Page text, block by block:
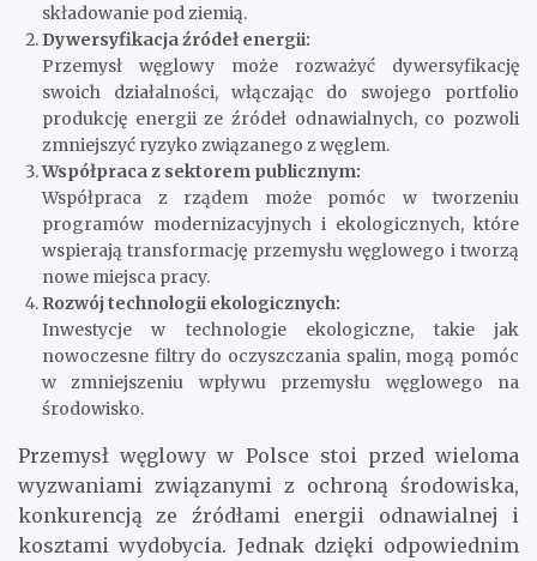
składowanie pod ziemią.
Dywersyfikacja źródeł energii:
Przemysł węglowy może rozważyć dywersyfikację
swoich działalności, włączając do swojego portfolio
produkcję energii ze źródeł odnawialnych, co pozwoli
zmniejszyć ryzyko związanego z węglem.
Współpraca z sektorem publicznym:
Współpraca z rządem może pomóc w tworzeniu
programów modernizacyjnych i ekologicznych, które
wspierają transformację przemysłu węglowego i tworzą
nowe miejsca pracy.
Rozwój technologii ekologicznych:
Inwestycje w technologie ekologiczne, takie jak
nowoczesne filtry do oczyszczania spalin, mogą pomóc
w zmniejszeniu wpływu przemysłu węglowego na
środowisko.
Przemysł węglowy w Polsce stoi przed wieloma
wyzwaniami związanymi z ochroną środowiska,
konkurencją ze źródłami energii odnawialnej i
kosztami wydobycia. Jednak dzięki odpowiednim